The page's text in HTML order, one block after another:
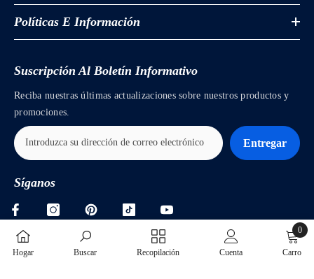
Políticas E Información
Suscripción Al Boletín Informativo
Reciba nuestras últimas actualizaciones sobre nuestros productos y
promociones.
Entregar
Síganos
Hogar Buscar Recopilación Cuenta Carro
0
0